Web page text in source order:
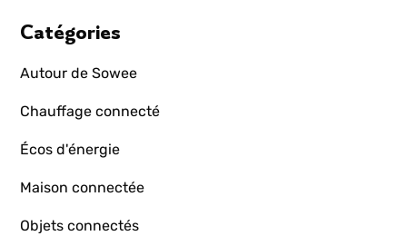
Catégories
Autour de Sowee
Chauffage connecté
Écos d'énergie
Maison connectée
Objets connectés